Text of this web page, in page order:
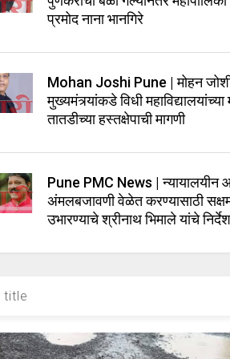
प्रमोद नाना भानगिरे
Mohan Joshi Pune | मोहन
मुख्यमंत्र्यांकडे विधी महाविद्यालयांच्या
तातडीच्या हस्तक्षेपाची मागणी
Pune PMC News | न्यायालयीन
अंमलबजावणी वेळेत करण्यासाठी
उभारण्याचे श्रीनाथ भिमाले यांचे निर्देश